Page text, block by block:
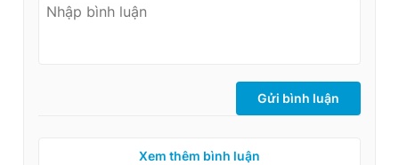
Gửi bình luận
Xem thêm bình luận